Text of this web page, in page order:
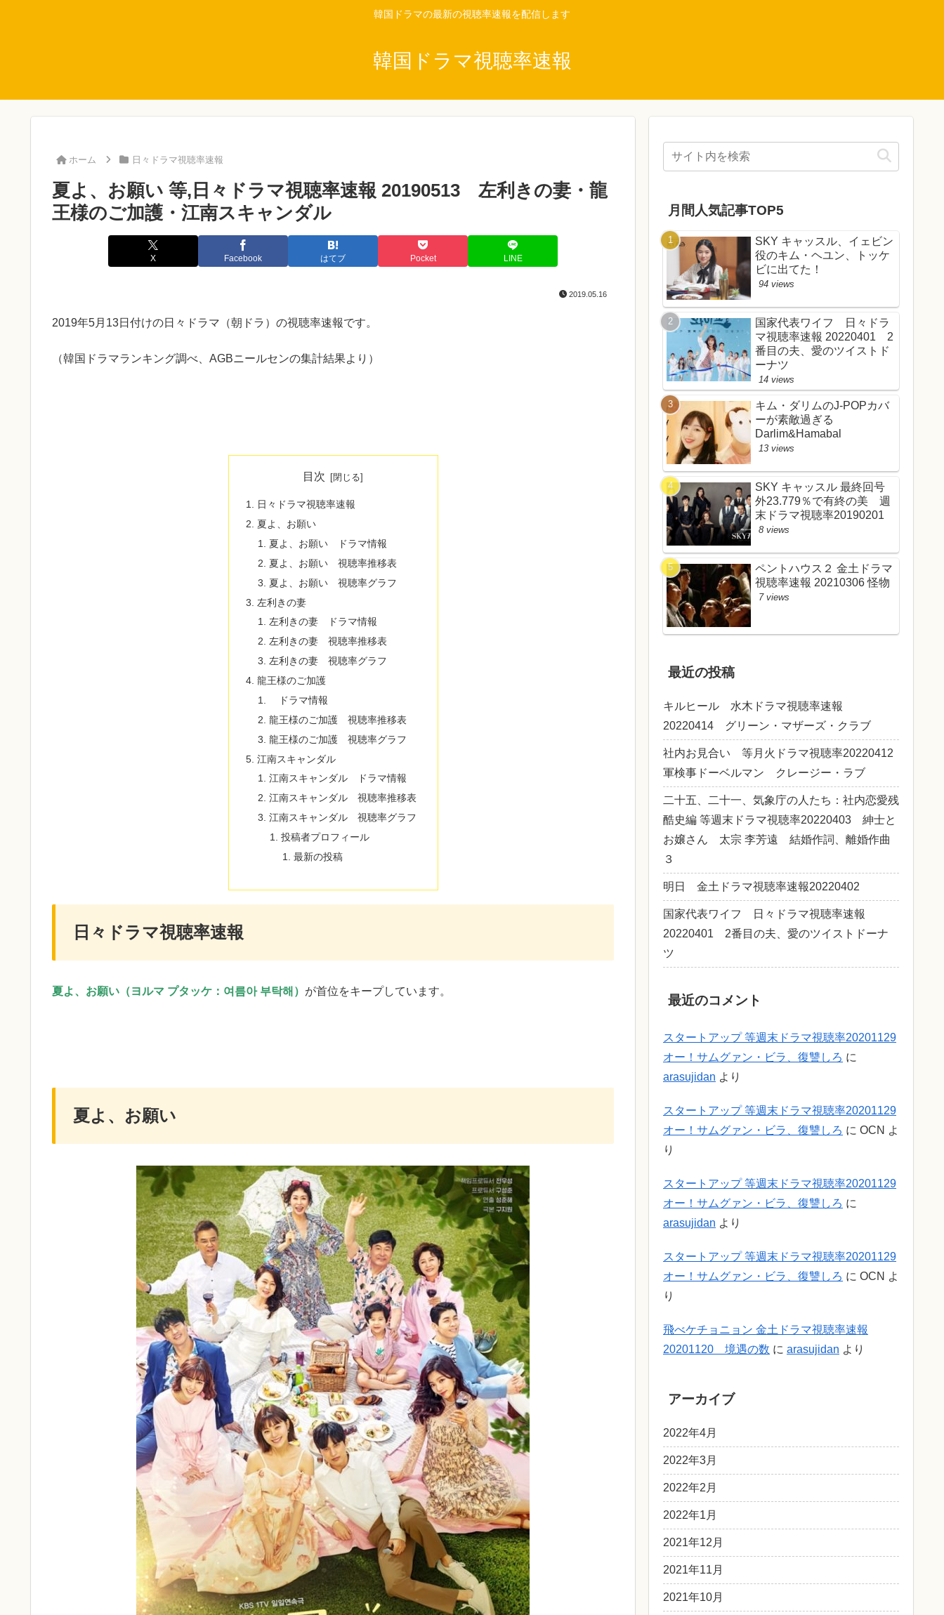
韓国ドラマの最新の視聴率速報を配信します
韓国ドラマ視聴率速報
ホーム 日々ドラマ視聴率速報
夏よ、お願い 等,日々ドラマ視聴率速報 20190513 左利きの妻・龍
王様のご加護・江南スキャンダル
X Facebook はてブ Pocket LINE
2019.05.16
2019年5月13日付けの日々ドラマ（朝ドラ）の視聴率速報です。
（韓国ドラマランキング調べ、AGBニールセンの集計結果より）
目次
日々ドラマ視聴率速報
夏よ、お願い
夏よ、お願い ドラマ情報
夏よ、お願い 視聴率推移表
夏よ、お願い 視聴率グラフ
左利きの妻
左利きの妻 ドラマ情報
左利きの妻 視聴率推移表
左利きの妻 視聴率グラフ
龍王様のご加護
ドラマ情報
龍王様のご加護 視聴率推移表
龍王様のご加護 視聴率グラフ
江南スキャンダル
江南スキャンダル ドラマ情報
江南スキャンダル 視聴率推移表
江南スキャンダル 視聴率グラフ
投稿者プロフィール
最新の投稿
日々ドラマ視聴率速報
夏よ、お願い（ヨルマ プタッケ：여름아 부탁해） が首位をキープしています。
夏よ、お願い
月間人気記事TOP5
SKY キャッスル、イェビン
役のキム・ヘユン、トッケ
ビに出てた！
94 views
国家代表ワイフ 日々ドラ
マ視聴率速報 20220401 2
番目の夫、愛のツイストド
ーナツ
14 views
キム・ダリムのJ-POPカバ
ーが素敵過ぎる
Darlim&Hamabal
13 views
SKY キャッスル 最終回号
外23.779％で有終の美 週
末ドラマ視聴率20190201
8 views
ペントハウス２ 金土ドラマ
視聴率速報 20210306 怪物
7 views
最近の投稿
キルヒール 水木ドラマ視聴率速報
20220414 グリーン・マザーズ・クラブ
社内お見合い 等月火ドラマ視聴率20220412
軍検事ドーベルマン クレージー・ラブ
二十五、二十一、気象庁の人たち：社内恋愛残
酷史編 等週末ドラマ視聴率20220403 紳士と
お嬢さん 太宗 李芳遠 結婚作詞、離婚作曲
３
明日 金土ドラマ視聴率速報20220402
国家代表ワイフ 日々ドラマ視聴率速報
20220401 2番目の夫、愛のツイストドーナ
ツ
最近のコメント
スタートアップ 等週末ドラマ視聴率20201129
オー！サムグァン・ビラ、復讐しろ に
arasujidan より
スタートアップ 等週末ドラマ視聴率20201129
オー！サムグァン・ビラ、復讐しろ に OCN よ
り
スタートアップ 等週末ドラマ視聴率20201129
オー！サムグァン・ビラ、復讐しろ に
arasujidan より
スタートアップ 等週末ドラマ視聴率20201129
オー！サムグァン・ビラ、復讐しろ に OCN よ
り
飛べケチョニョン 金土ドラマ視聴率速報
20201120 境遇の数 に arasujidan より
アーカイブ
2022年4月
2022年3月
2022年2月
2022年1月
2021年12月
2021年11月
2021年10月